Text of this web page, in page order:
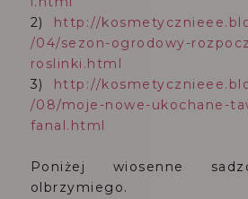
2) http://
/04/sezon-ogrodowy-
roslinki.html
3) http://
/08/moje-nowe-ukochane-
fanal.html
Poniżej wiosenne
olbrzymiego.